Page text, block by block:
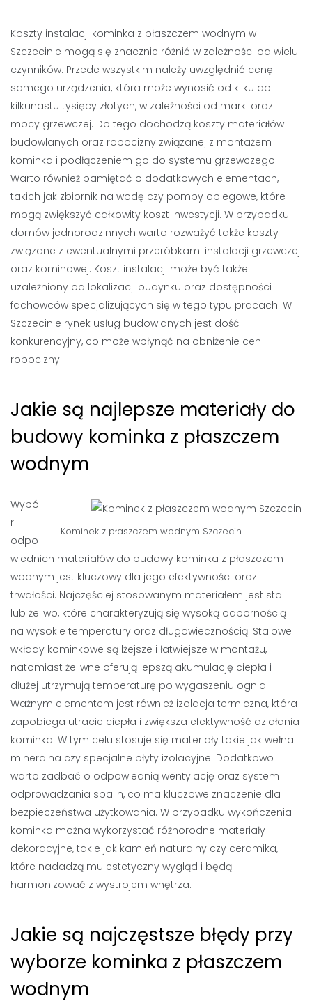
Koszty instalacji kominka z płaszczem wodnym w
Szczecinie mogą się znacznie różnić w zależności od wielu
czynników. Przede wszystkim należy uwzględnić cenę
samego urządzenia, która może wynosić od kilku do
kilkunastu tysięcy złotych, w zależności od marki oraz
mocy grzewczej. Do tego dochodzą koszty materiałów
budowlanych oraz robocizny związanej z montażem
kominka i podłączeniem go do systemu grzewczego.
Warto również pamiętać o dodatkowych elementach,
takich jak zbiornik na wodę czy pompy obiegowe, które
mogą zwiększyć całkowity koszt inwestycji. W przypadku
domów jednorodzinnych warto rozważyć także koszty
związane z ewentualnymi przeróbkami instalacji grzewczej
oraz kominowej. Koszt instalacji może być także
uzależniony od lokalizacji budynku oraz dostępności
fachowców specjalizujących się w tego typu pracach. W
Szczecinie rynek usług budowlanych jest dość
konkurencyjny, co może wpłynąć na obniżenie cen
robocizny.
Jakie są najlepsze materiały do
budowy kominka z płaszczem
wodnym
Kominek z płaszczem wodnym Szczecin
Wybó
r
odpo
wiednich materiałów do budowy kominka z płaszczem
wodnym jest kluczowy dla jego efektywności oraz
trwałości. Najczęściej stosowanym materiałem jest stal
lub żeliwo, które charakteryzują się wysoką odpornością
na wysokie temperatury oraz długowiecznością. Stalowe
wkłady kominkowe są lżejsze i łatwiejsze w montażu,
natomiast żeliwne oferują lepszą akumulację ciepła i
dłużej utrzymują temperaturę po wygaszeniu ognia.
Ważnym elementem jest również izolacja termiczna, która
zapobiega utracie ciepła i zwiększa efektywność działania
kominka. W tym celu stosuje się materiały takie jak wełna
mineralna czy specjalne płyty izolacyjne. Dodatkowo
warto zadbać o odpowiednią wentylację oraz system
odprowadzania spalin, co ma kluczowe znaczenie dla
bezpieczeństwa użytkowania. W przypadku wykończenia
kominka można wykorzystać różnorodne materiały
dekoracyjne, takie jak kamień naturalny czy ceramika,
które nadadzą mu estetyczny wygląd i będą
harmonizować z wystrojem wnętrza.
Jakie są najczęstsze błędy przy
wyborze kominka z płaszczem
wodnym